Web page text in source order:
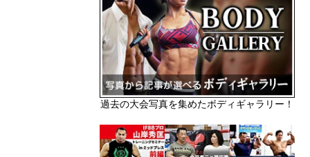
過去の大会写真を集めたボディギャラリー！